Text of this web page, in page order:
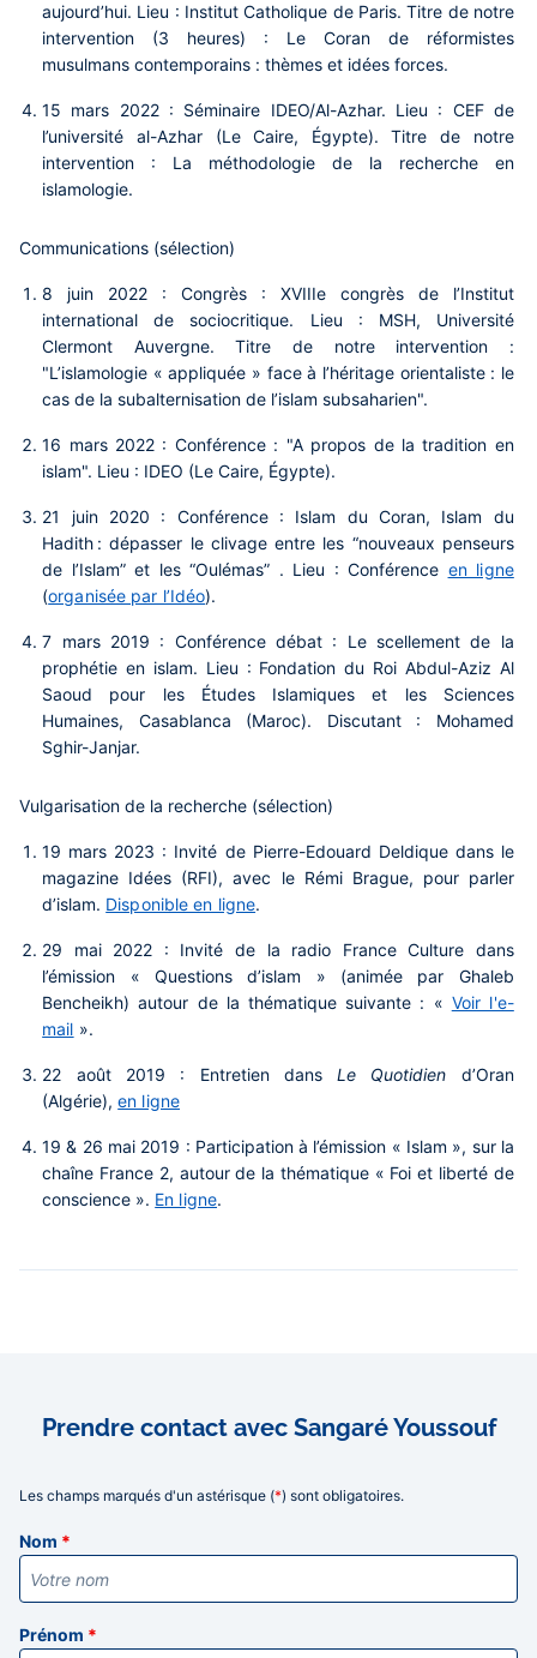
aujourd’hui. Lieu : Institut Catholique de Paris. Titre de notre
intervention (3 heures) : Le Coran de réformistes
musulmans contemporains : thèmes et idées forces.
15 mars 2022 : Séminaire IDEO/Al-Azhar. Lieu : CEF de
l’université al-Azhar (Le Caire, Égypte). Titre de notre
intervention : La méthodologie de la recherche en
islamologie.
Communications (sélection)
8 juin 2022 : Congrès : XVIIIe congrès de l’Institut
international de sociocritique. Lieu : MSH, Université
Clermont Auvergne. Titre de notre intervention :
"L’islamologie « appliquée » face à l’héritage orientaliste : le
cas de la subalternisation de l’islam subsaharien".
16 mars 2022 : Conférence : "A propos de la tradition en
islam". Lieu : IDEO (Le Caire, Égypte).
21 juin 2020 : Conférence : Islam du Coran, Islam du
Hadith : dépasser le clivage entre les “nouveaux penseurs
de l’Islam” et les “Oulémas” . Lieu : Conférence en ligne
(organisée par l’Idéo).
7 mars 2019 : Conférence débat : Le scellement de la
prophétie en islam. Lieu : Fondation du Roi Abdul-Aziz Al
Saoud pour les Études Islamiques et les Sciences
Humaines, Casablanca (Maroc). Discutant : Mohamed
Sghir-Janjar.
Vulgarisation de la recherche (sélection)
19 mars 2023 : Invité de Pierre-Edouard Deldique dans le
magazine Idées (RFI), avec le Rémi Brague, pour parler
d’islam. Disponible en ligne.
29 mai 2022 : Invité de la radio France Culture dans
l’émission « Questions d’islam » (animée par Ghaleb
Bencheikh) autour de la thématique suivante : « Voir l'e-
mail ».
22 août 2019 : Entretien dansLe Quotidien d’Oran
(Algérie),en ligne
19 & 26 mai 2019 : Participation à l’émission « Islam », sur la
chaîne France 2, autour de la thématique « Foi et liberté de
conscience ». En ligne.
Prendre contact avec Sangaré Youssouf
Les champs marqués d'un astérisque (*) sont obligatoires.
Nom *
Prénom *